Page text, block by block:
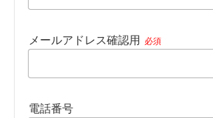
メールアドレス確認用 必須
電話番号